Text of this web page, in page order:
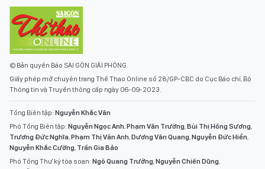
© Bản quyền Báo SÀI GÒN GIẢI PHÓNG.
Giấy phép mở chuyên trang Thể Thao Online số 28/GP-CBC do Cục Báo chí, Bộ
Thông tin và Truyền thông cấp ngày 06-09-2023.
Tổng Biên tập: Nguyễn Khắc Văn
Phó Tổng Biên tập: Nguyễn Ngọc Anh,Phạm Văn Trường,Bùi Thị Hồng Sương,
Trương Đức Nghĩa,Phạm Thị Vân Anh,Dương Văn Quang,Nguyễn Đức Hiển,
Nguyễn Khắc Cường, Trần Gia Bảo
Phó Tổng Thư ký tòa soạn: Ngô Quang Trưởng,Nguyễn Chiến Dũng,